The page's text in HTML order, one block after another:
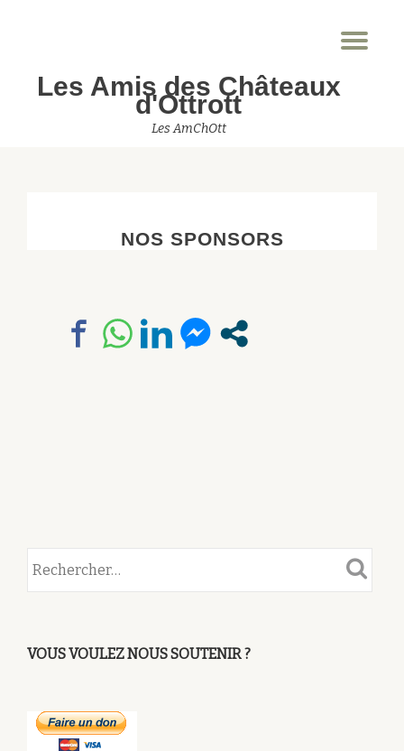
contenuLes Amis des Châteaux
d'Ottrott
Les AmChOtt
NOS SPONSORS
VOUS VOULEZ NOUS SOUTENIR ?